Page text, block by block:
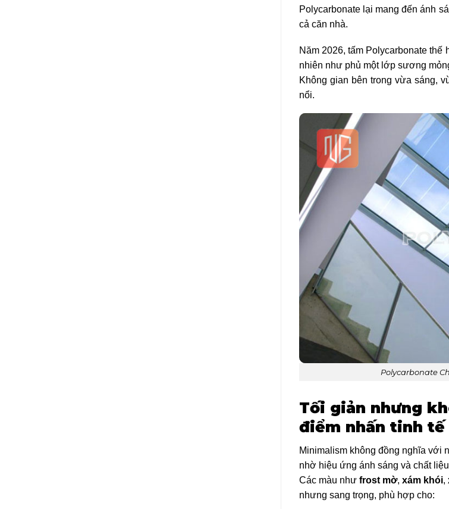
Polycarbonate lại mang đến ánh
cả căn nhà.
Năm 2026, tấm Polycarbonate
nhiên như phủ một lớp sương
Không gian bên trong vừa sáng,
nổi.
Polycarbonate
Tối giản nhưng
điểm nhấn tinh tế
Minimalism không đồng nghĩa với
nhờ hiệu ứng ánh sáng và chất
Các màu như frost mờ, xám khói,
nhưng sang trọng, phù hợp cho: